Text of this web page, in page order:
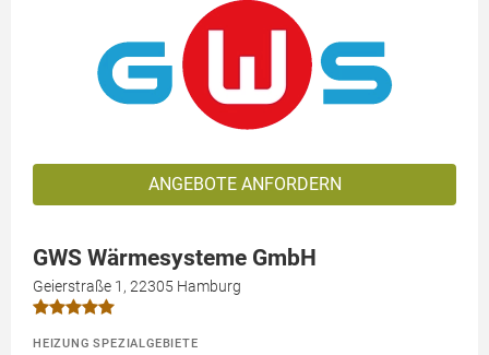
ANGEBOTE ANFORDERN
GWS Wärmesysteme GmbH
Geierstraße 1, 22305 Hamburg
HEIZUNG SPEZIALGEBIETE